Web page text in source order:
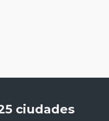
ciudades